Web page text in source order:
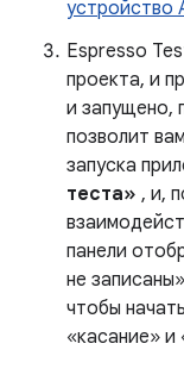
устройство
Espresso
проекта, и
и запущено,
позволит
запуска
теста» , и,
панели
не
чтобы
«касание» и